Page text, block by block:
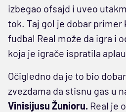
izbegao ofsajd i uveo
tok. Taj gol je dobar primer
fudbal Real može da igra i
koja je igrače ispratila
Očigledno da je to bio
zvezdama da stisnu gas u
Vinisijusu Žunioru. Real je